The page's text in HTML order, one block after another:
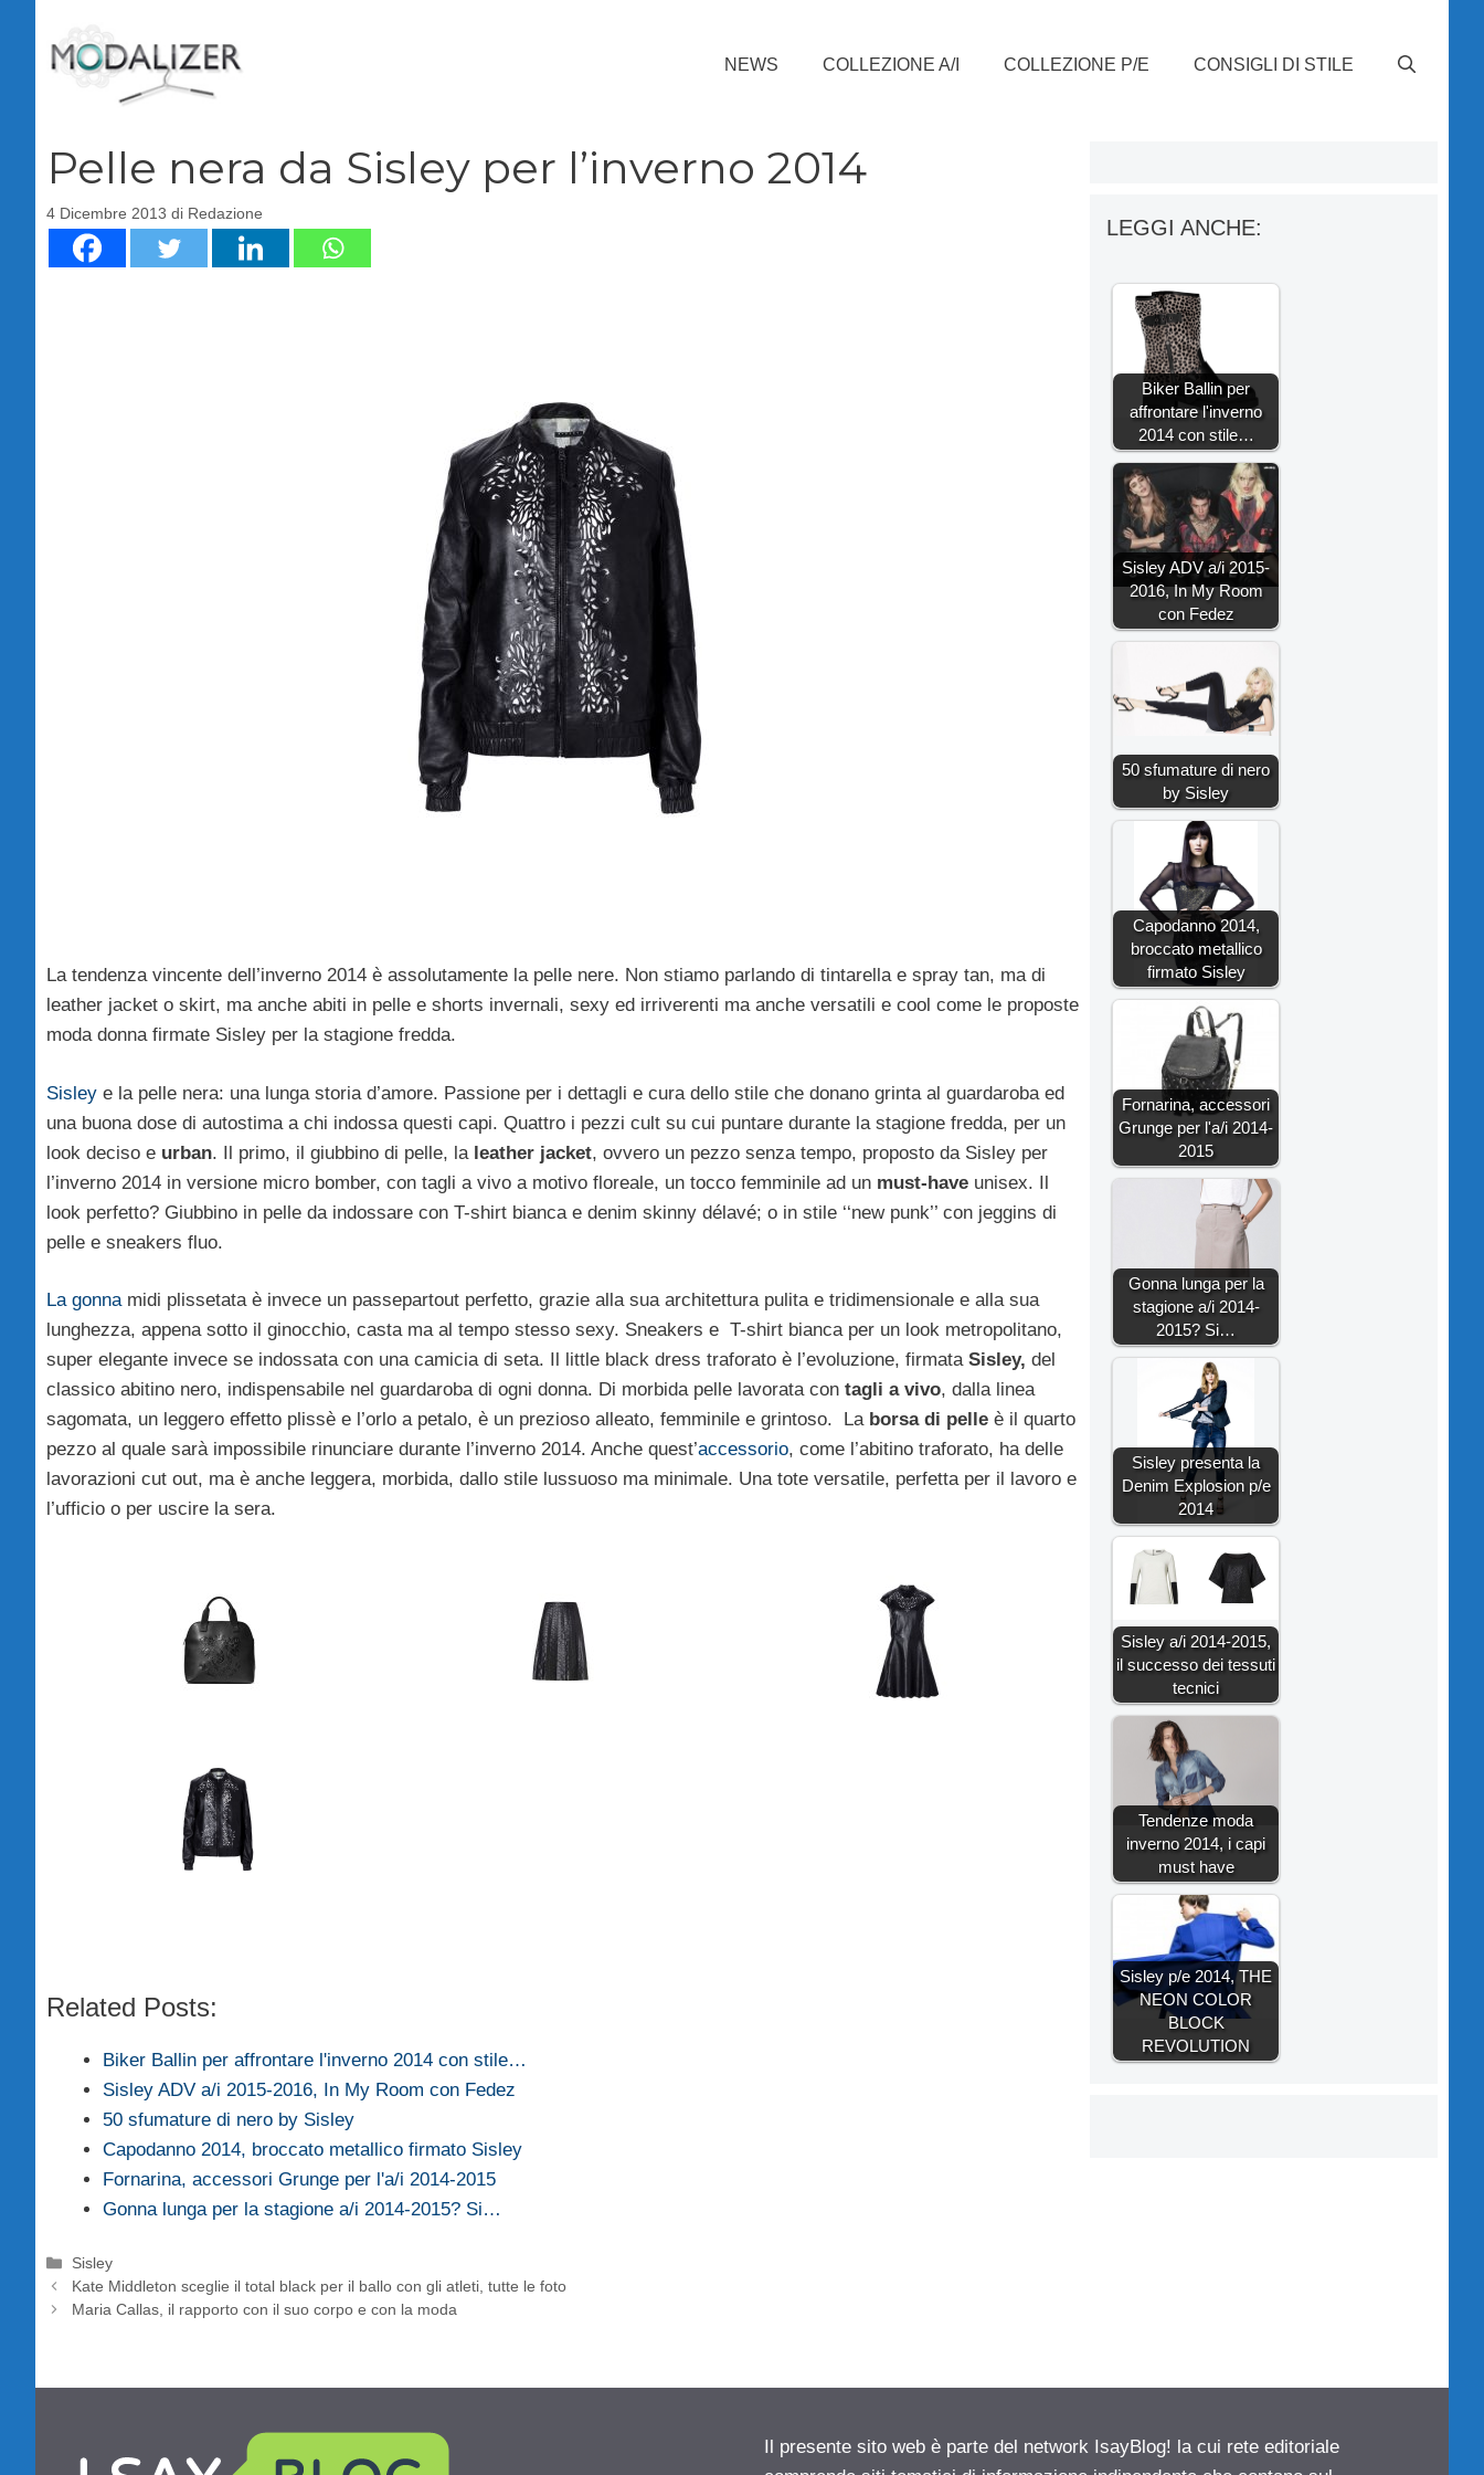
contenuto
NEWS COLLEZIONE A/I COLLEZIONE P/E CONSIGLI DI STILE
Pelle nera da Sisley per l’inverno 2014
4 Dicembre 2013 di Redazione
La tendenza vincente dell’inverno 2014 è assolutamente la pelle nere. Non stiamo parlando di tintarella e spray tan, ma di
leather jacket o skirt, ma anche abiti in pelle e shorts invernali, sexy ed irriverenti ma anche versatili e cool come le proposte
moda donna firmate Sisley per la stagione fredda.
Sisley e la pelle nera: una lunga storia d’amore. Passione per i dettagli e cura dello stile che donano grinta al guardaroba ed
una buona dose di autostima a chi indossa questi capi. Quattro i pezzi cult su cui puntare durante la stagione fredda, per un
look deciso e urban. Il primo, il giubbino di pelle, laleather jacket, ovvero un pezzo senza tempo, proposto da Sisley per
l’inverno 2014 in versione micro bomber, con tagli a vivo a motivo floreale, un tocco femminile ad un must-have unisex. Il
look perfetto? Giubbino in pelle da indossare con T-shirt bianca e denim skinny délavé; o in stile ‘‘new punk’’ con jeggins di
pelle e sneakers fluo.
La gonnamidi plissetata è invece un passepartout perfetto, grazie alla sua architettura pulita e tridimensionale e alla sua
lunghezza, appena sotto il ginocchio, casta ma al tempo stesso sexy. Sneakers e T-shirt bianca per un look metropolitano,
super elegante invece se indossata con una camicia di seta. Il little black dress traforato è l’evoluzione, firmata Sisley, del
classico abitino nero, indispensabile nel guardaroba di ogni donna. Di morbida pelle lavorata con tagli a vivo, dalla linea
sagomata, un leggero effetto plissè e l’orlo a petalo, è un prezioso alleato, femminile e grintoso. La borsa di pelle è il quarto
pezzo al quale sarà impossibile rinunciare durante l’inverno 2014. Anche quest’accessorio, come l’abitino traforato, ha delle
lavorazioni cut out, ma è anche leggera, morbida, dallo stile lussuoso ma minimale. Una tote versatile, perfetta per il lavoro e
l’ufficio o per uscire la sera.
Related Posts:
Biker Ballin per affrontare l'inverno 2014 con stile…
Sisley ADV a/i 2015-2016, In My Room con Fedez
50 sfumature di nero by Sisley
Capodanno 2014, broccato metallico firmato Sisley
Fornarina, accessori Grunge per l'a/i 2014-2015
Gonna lunga per la stagione a/i 2014-2015? Si…
Categorie
Sisley
Kate Middleton sceglie il total black per il ballo con gli atleti, tutte le foto
Maria Callas, il rapporto con il suo corpo e con la moda
LEGGI ANCHE:
Biker Ballin per
affrontare l'inverno
2014 con stile…
Sisley ADV a/i 2015-
2016, In My Room
con Fedez
50 sfumature di nero
by Sisley
Capodanno 2014,
broccato metallico
firmato Sisley
Fornarina, accessori
Grunge per l'a/i 2014-
2015
Gonna lunga per la
stagione a/i 2014-
2015? Si…
Sisley presenta la
Denim Explosion p/e
2014
Sisley a/i 2014-2015,
il successo dei tessuti
tecnici
Tendenze moda
inverno 2014, i capi
must have
Sisley p/e 2014, THE
NEON COLOR
BLOCK
REVOLUTION
Il presente sito web è parte del network IsayBlog! la cui rete editoriale